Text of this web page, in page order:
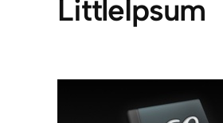
LittleIpsum